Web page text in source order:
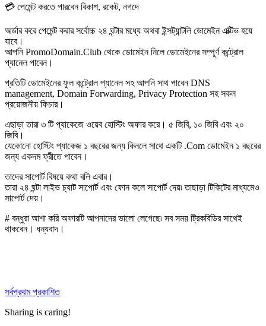
💳 পেমেন্ট করতে পারবেন বিকাশ, রকেট, নগদে
অর্ডার করে পেমেন্ট করার সর্বোচ্চ ২৪ ঘন্টার মধ্যে অথবা ইন্সট্যান্টলি ডোমেইন এক্টিভ হয়ে
যাবে।
আপনি PromoDomain.Club থেকে ডোমেইন নিলে ডোমেইনের সম্পূর্ণ কন্ট্রোল
প্যানেল পাবেন।
প্রতিটি ডোমেইনের ফুল কন্ট্রোল প্যানেল সহ আপনি সাথ পাবেন DNS
management, Domain Forwarding, Privacy Protection সহ সকল
প্রয়োজনীয় ফিচার।
এছাড়া তারা ৩ টি প্যাকেজে ওয়েব হোস্টিং অফার করে। ৫ জিবি, ১০ জিবি এবং ২০
জিবি।
যেকোনো হোস্টিং প্যাকেজ ১ বছরের জন্য কিনলে সাথে একটি .Com ডোমেইন ১ বছরের
জন্য একদম ফ্রীতে পাবেন।
তাদের সাপোর্ট বিষয়ে কথা বলি এবার।
তারা ২৪ ঘন্টা লাইভ চ্যাট সাপোর্ট এবং ফোন কলে সাপোর্ট দেয়৷ তাছাড়া টিকিটের মাধ্যমেও
সাপোর্ট দেয়।
# বন্ধুরা আশা করি অফারটি আপনাদের ভালো লেগেছে৷ সব সময় ট্রিকবিডির সাথেই
থাকবেন। ধন্যবাদ।
সর্বপ্রথম প্রকাশিত
Sharing is caring!